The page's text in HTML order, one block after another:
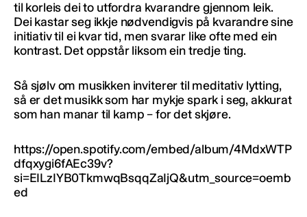
til korleis dei to utfordra kvarandre gjennom leik.
Dei kastar seg ikkje nødvendigvis på kvarandre sine
initiativ til ei kvar tid, men svarar like ofte med ein
kontrast. Det oppstår liksom ein tredje ting.
Så sjølv om musikken inviterer til meditativ lytting,
så er det musikk som har mykje spark i seg, akkurat
som han manar til kamp – for det skjøre.
https://open.spotify.com/embed/album/4MdxWTP
dfqxygi6fAEc39v?
si=EILzIYB0TkmwqBsqqZaIjQ&utm_source=oemb
ed